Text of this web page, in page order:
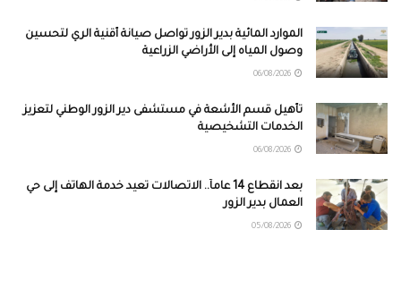
الموارد المائية بدير الزور تواصل صيانة أقنية الري لتحسين
وصول المياه إلى الأراضي الزراعية
تأهيل قسم الأشعة في مستشفى دير الزور الوطني لتعزيز
الخدمات التشخيصية
بعد انقطاع 14 عاماً.. الاتصالات تعيد خدمة الهاتف إلى حي
العمال بدير الزور